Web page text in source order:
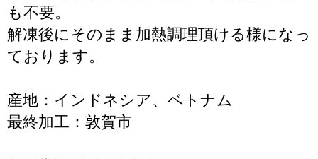
も不要。
解凍後にそのまま加熱調理頂ける様になっ
ております。
産地：インドネシア、ベトナム
最終加工：敦賀市